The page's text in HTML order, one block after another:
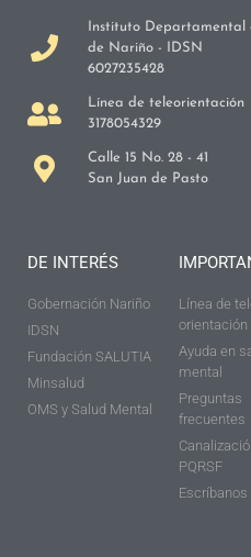
Instituto Departamental
de Nariño - IDSN
6027235428
Línea de teleorientación
3178054329
Calle 15 No. 28 - 41
San Juan de Pasto
DE INTERÉS
Gobernación Nariño
IDSN
Fundación SALUTIA
Minsalud
OMS y Salud Mental
Línea de
orientación
Ayuda en
mental
Preguntas
frecuentes
PQRSF
Escríbanos